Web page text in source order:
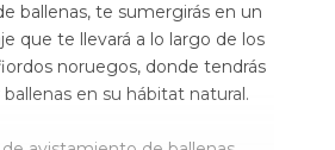
ballenas, te sumergirás en un
que te llevará a lo largo de los
noruegos, donde tendrás
en su hábitat natural.